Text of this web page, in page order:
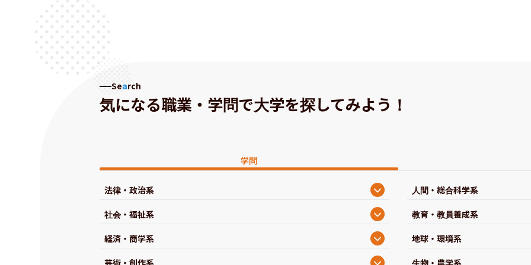
Search
気になる職業・学問で大学を探してみよう！
学問
法律・政治系
社会・福祉系
経済・商学系
芸術・創作系
人間・総合科学系
教育・教員養成系
地球・環境系
生物・農学系